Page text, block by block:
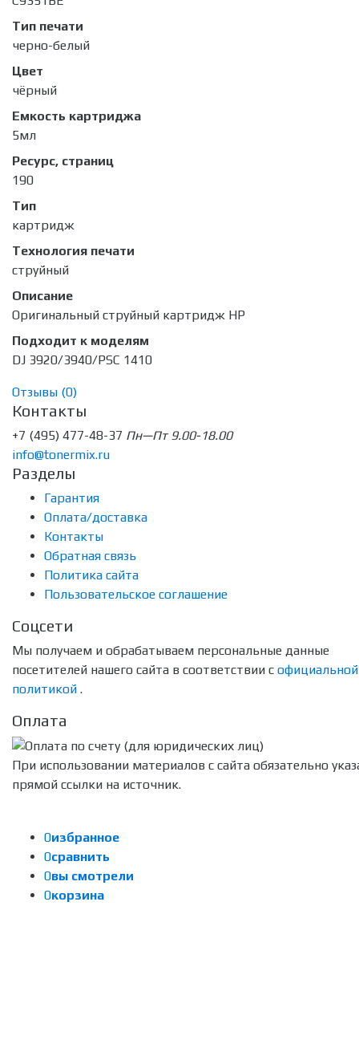
Тип печати
черно-белый
Цвет
чёрный
Емкость картриджа
5мл
Ресурс, страниц
190
Тип
картридж
Технология печати
струйный
Описание
Оригинальный струйный картридж HP
Подходит к моделям
DJ 3920/3940/PSC 1410
Отзывы (0)
Контакты
+7 (495) 477-48-37 Пн—Пт 9.00-18.00
info@tonermix.ru
Разделы
Гарантия
Оплата/доставка
Контакты
Обратная связь
Политика сайта
Пользовательское соглашение
Соцсети
Мы получаем и обрабатываем персональные данные
посетителей нашего сайта в соответствии с официальной
политикой .
Оплата
При использовании материалов с сайта обязательно
прямой ссылки на источник.
0избранное
0сравнить
0вы смотрели
0корзина